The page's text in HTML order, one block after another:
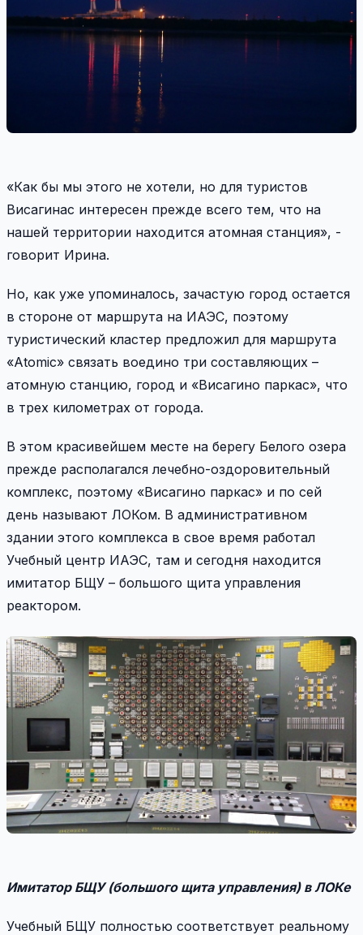
«Как бы мы этого не хотели, но для туристов
Висагинас интересен прежде всего тем, что на
нашей территории находится атомная станция», -
говорит Ирина.
Но, как уже упоминалось, зачастую город остается
в стороне от маршрута на ИАЭС, поэтому
туристический кластер предложил для маршрута
«Atomic» связать воедино три составляющих –
атомную станцию, город и «Висагино паркас», что
в трех километрах от города.
В этом красивейшем месте на берегу Белого озера
прежде располагался лечебно-оздоровительный
комплекс, поэтому «Висагино паркас» и по сей
день называют ЛОКом. В административном
здании этого комплекса в свое время работал
Учебный центр ИАЭС, там и сегодня находится
имитатор БЩУ – большого щита управления
реактором.
Имитатор БЩУ (большого щита управления) в ЛОКе
Учебный БЩУ полностью соответствует реальному